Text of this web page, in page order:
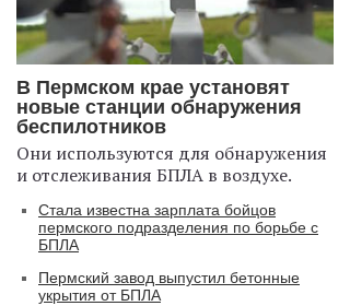
В Пермском крае установят
новые станции обнаружения
беспилотников
Они используются для обнаружения
и отслеживания БПЛА в воздухе.
Стала известна зарплата бойцов
пермского подразделения по борьбе с
БПЛА
Пермский завод выпустил бетонные
укрытия от БПЛА